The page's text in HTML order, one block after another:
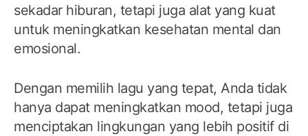
sekadar hiburan, tetapi juga alat yang kuat
untuk meningkatkan kesehatan mental dan
emosional.
Dengan memilih lagu yang tepat, Anda tidak
hanya dapat meningkatkan mood, tetapi juga
menciptakan lingkungan yang lebih positif di